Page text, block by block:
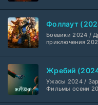
Укрытие (2026)
1-3 сезон
Мыс страха
1 сезон
2024 /
высоким
Крутые фильмы /
Фоллаут
Боевики 2024 /
приключения
смотреть /
Жребий
Ужасы 2024 /
Фильмы осени
Американские